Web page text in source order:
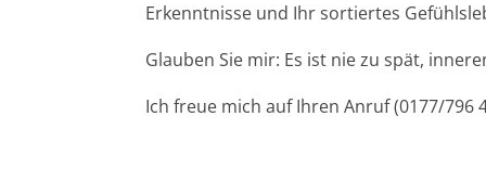
Erkenntnisse und Ihr sortiertes
Glauben Sie mir: Es ist nie zu spät,
Ich freue mich auf Ihren Anruf (0177/796